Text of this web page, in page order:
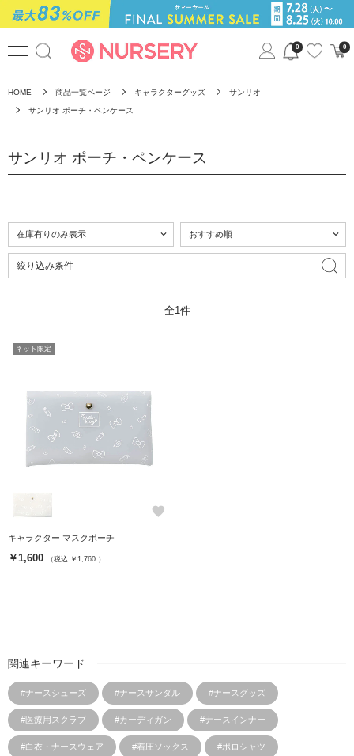
0 0
HOME 商品一覧ページ キャラクターグッズ サンリオ
サンリオ ポーチ・ペンケース
サンリオ ポーチ・ペンケース
絞り込み条件
全1件
ネット限定
favorite
キャラクター マスクポーチ
￥1,600 （税込 ￥1,760 ）
関連キーワード
#ナースシューズ #ナースサンダル #ナースグッズ
#医療用スクラブ #カーディガン #ナースインナー
#白衣・ナースウェア #着圧ソックス #ポロシャツ